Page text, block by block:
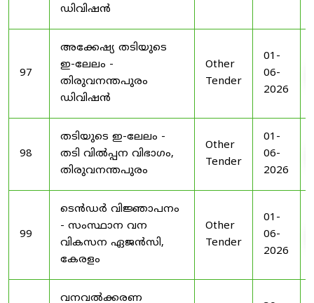
ഡിവിഷൻ
97
അക്കേഷ്യ തടിയുടെ
ഇ-ലേലം -
തിരുവനന്തപുരം
ഡിവിഷൻ
Other
Tender
01-
06-
2026
98
തടിയുടെ ഇ-ലേലം -
തടി വിൽപ്പന വിഭാഗം,
തിരുവനന്തപുരം
Other
Tender
01-
06-
2026
99
ടെൻഡർ വിജ്ഞാപനം
- സംസ്ഥാന വന
വികസന ഏജൻസി,
കേരളം
Other
Tender
01-
06-
2026
വനവൽക്കരണ